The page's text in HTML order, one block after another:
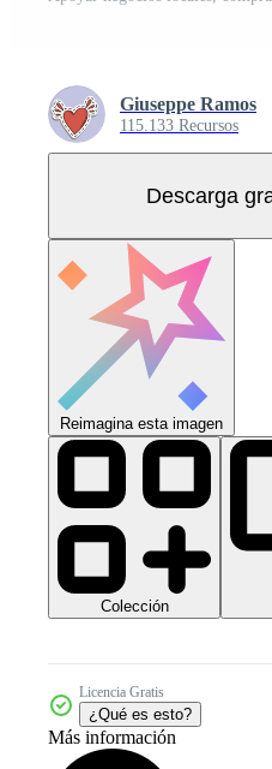
Giuseppe Ramos
115.133 Recursos
Descarga
Reimagina esta imagen
Colección
Licencia Gratis
¿Qué es esto?
Más información